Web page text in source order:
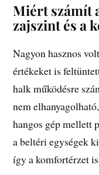
Miért számít
zajszint és a
Nagyon hasznos
értékeket is
halk működésre
nem
hangos gép mellett
a beltéri egységek
így a komfortérzet